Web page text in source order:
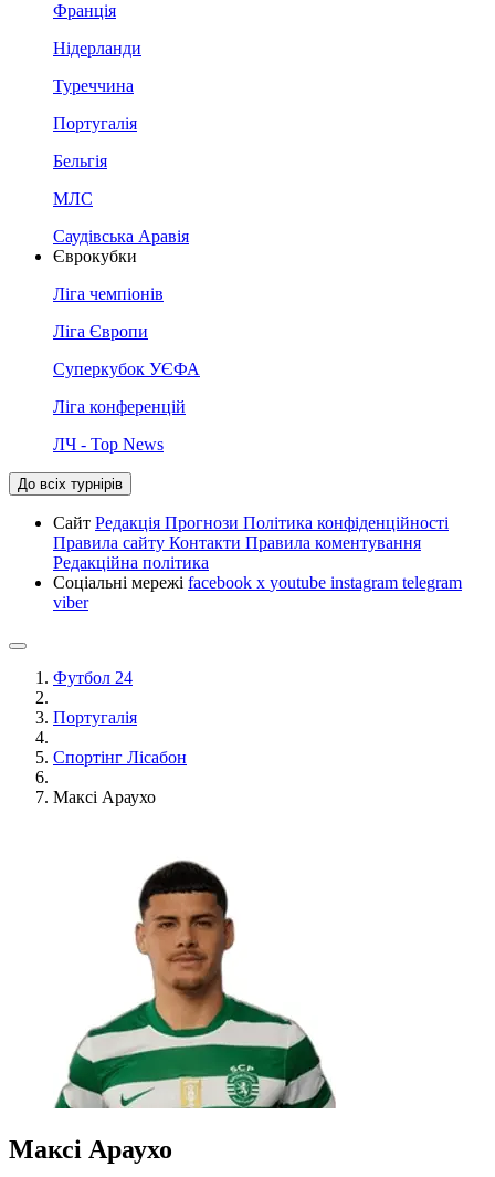
Франція
Нідерланди
Туреччина
Португалія
Бельгія
МЛС
Саудівська Аравія
Єврокубки
Ліга чемпіонів
Ліга Європи
Суперкубок УЄФА
Ліга конференцій
ЛЧ - Top News
До всіх турнірів
Сайт Редакція Прогнози Політика конфіденційності
Правила сайту Контакти Правила коментування
Редакційна політика
Соціальні мережі facebook x youtube instagram telegram
viber
Футбол 24
Португалія
Спортінг Лісабон
Максі Араухо
Максі Араухо